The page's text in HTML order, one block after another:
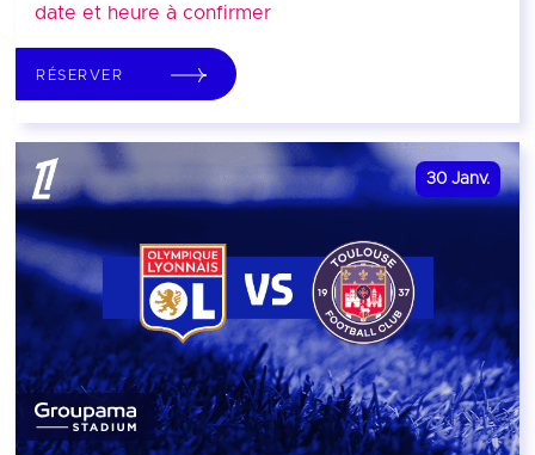
date et heure à confirmer
RÉSERVER
30 Janv.